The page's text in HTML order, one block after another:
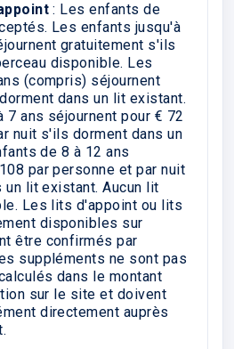
: Les enfants de
Les enfants jusqu'à
gratuitement s'ils
disponible. Les
(compris) séjournent
dans un lit existant.
7 ans séjournent pour € 72
nuit s'ils dorment dans un
de 8 à 12 ans
par personne et par nuit
lit existant. Aucun lit
Les lits d'appoint ou lits
disponibles sur
être confirmés par
suppléments ne sont pas
dans le montant
sur le site et doivent
directement auprès